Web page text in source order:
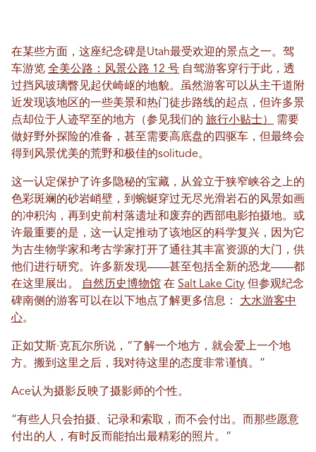
在某些方面，这座纪念碑是Utah最受欢迎的景点之一。驾
车游览 全美公路：风景公路 12 号 自驾游客穿行于此，透
过挡风玻璃瞥见起伏崎岖的地貌。虽然游客可以从主干道附
近发现该地区的一些美景和热门徒步路线的起点，但许多景
点却位于人迹罕至的地方（参见我们的 旅行小贴士）
需要
做好野外探险的准备，甚至需要高底盘的四驱车，但最终会
得到风景优美的荒野和极佳的solitude。
这一认定保护了许多隐秘的宝藏，从耸立于狭窄峡谷之上的
色彩斑斓的砂岩峭壁，到蜿蜒穿过无尽光滑岩石的风景如画
的冲积沟，再到史前村落遗址和废弃的西部电影拍摄地。或
许最重要的是，这一认定推动了该地区的科学复兴，因为它
为古生物学家和考古学家打开了通往其丰富资源的大门，供
他们进行研究。许多新发现——甚至包括全新的恐龙——都
在这里展出。
自然历史博物馆 在 Salt Lake City 但参观纪念
碑南侧的游客可以在以下地点了解更多信息： 大水游客中
心。
正如艾斯·克瓦尔所说，“了解一个地方，就会爱上一个地
方。搬到这里之后，我对待这里的态度非常谨慎。”
Ace认为摄影反映了摄影师的个性。
“有些人只会拍摄、记录和索取，而不会付出。而那些愿意
付出的人，有时反而能拍出最精彩的照片。”